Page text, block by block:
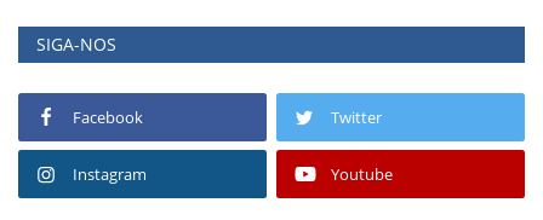
SIGA-NOS
Facebook Twitter
Instagram Youtube